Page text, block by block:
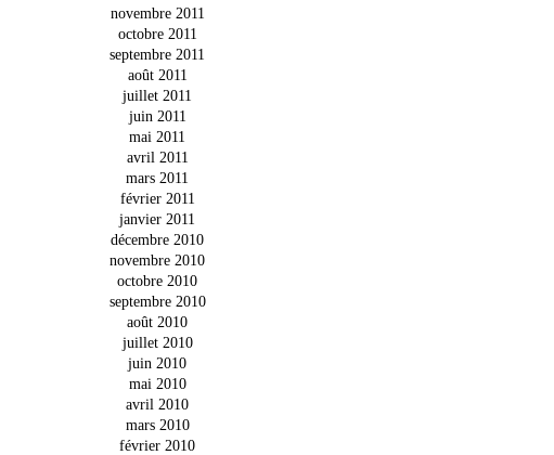
novembre 2011
octobre 2011
septembre 2011
août 2011
juillet 2011
juin 2011
mai 2011
avril 2011
mars 2011
février 2011
janvier 2011
décembre 2010
novembre 2010
octobre 2010
septembre 2010
août 2010
juillet 2010
juin 2010
mai 2010
avril 2010
mars 2010
février 2010